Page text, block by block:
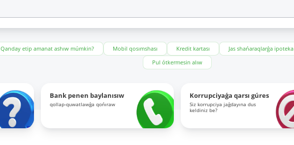
Qanday etip amanat ashıw múmkin? Mobil qosımshası Kredit kartası Jas shańaraqlarǵa ipoteka
Pul ótkermesin alıw
Bank penen baylanısıw
qollap-quwatlawǵa qońıraw
Korrupciyaǵa qarsı gúres
Siz korrupciya jaǵdayına dus
keldiniz be?